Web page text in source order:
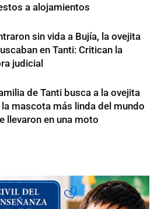
a alojamientos
sin vida a Bujía, la ovejita
en Tanti: Critican la
judicial
de Tanti busca a la ovejita
la mascota más linda del mundo
llevaron en una moto